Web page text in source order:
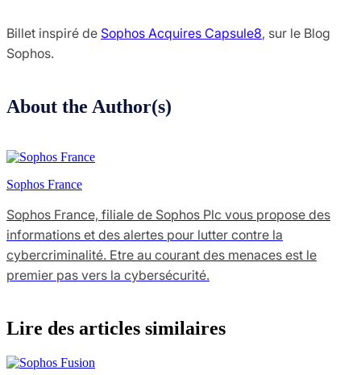
Billet inspiré de Sophos Acquires Capsule8, sur le Blog
Sophos.
About the Author(s)
Sophos France
Sophos France, filiale de Sophos Plc vous propose des
informations et des alertes pour lutter contre la
cybercriminalité. Etre au courant des menaces est le
premier pas vers la cybersécurité.
Lire des articles similaires